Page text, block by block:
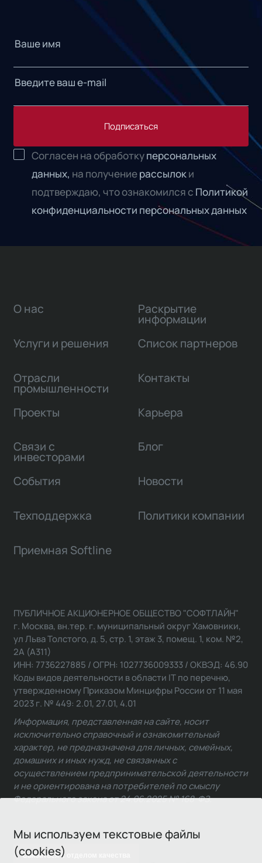
Подписаться
Согласен на обработкуперсональных
данных, на получениерассылоки
подтверждаю, что ознакомился с Политикой
конфиденциальности персональных данных
Мы используем текстовые файлы
(cookies)
О нас
Услуги и решения
Отрасли
промышленности
Проекты
Связи с
инвесторами
Раскрытие
информации
Список партнеров
Контакты
Карьера
Блог
События Новости
Техподдержка Политики компании
Приемная Softline
Связаться с отделом качества
ПУБЛИЧНОЕ АКЦИОНЕРНОЕ ОБЩЕСТВО "СОФТЛАЙН"
г. Москва, вн.тер. г. муниципальный округ Хамовники,
ул Льва Толстого, д. 5, стр. 1, этаж 3, помещ. 1, ком. №2,
2А (А311)
ИНН: 7736227885 / ОГРН: 1027736009333 / ОКВЭД: 46.90
Коды видов деятельности в области IT по перечню,
утвержденному Приказом Минцифры России от 11 мая
2023 г. № 449: 2.01, 27.01, 4.01
Информация, представленная на сайте, носит
исключительно справочный и ознакомительный
характер, не предназначена для личных, семейных,
домашних и иных нужд, не связанных с
осуществлением предпринимательской деятельности
и не ориентирована на потребителей по смыслу
Федерального закона от 24.06.2025 № 168-ФЗ.